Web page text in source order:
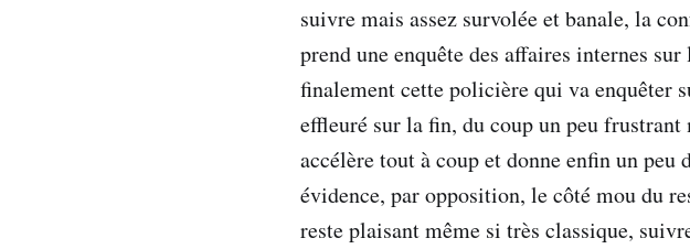
suivre mais assez survolée et banale, la
prend une enquête des affaires internes
finalement cette policière qui va enquêter
effleuré sur la fin, du coup un peu
accélère tout à coup et donne enfin un
évidence, par opposition, le côté mou du
reste plaisant même si très classique,